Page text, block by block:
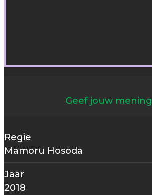
Geef jouw mening
Regie
Mamoru Hosoda
Jaar
2018